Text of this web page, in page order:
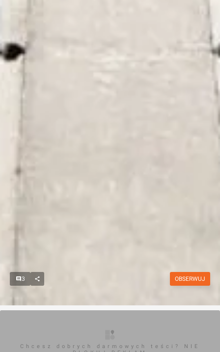
3 OBSERWUJ
Chcesz dobrych darmowych teści? NIE